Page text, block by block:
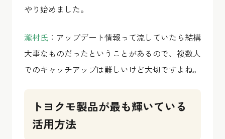
やり始めました。
瀧村氏 ：アップデート情報って流していたら結構
大事なものだったということがあるので、複数人
でのキャッチアップは難しいけど大切ですよね。
トヨクモ製品が最も輝いている
活用方法